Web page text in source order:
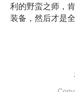
利的野蛮之师，
装备，然后才是